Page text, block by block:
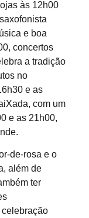
às 12h00
e boa
concertos
a tradição
no
e as
com um
e as 21h00,
de-rosa e o
além de
ter